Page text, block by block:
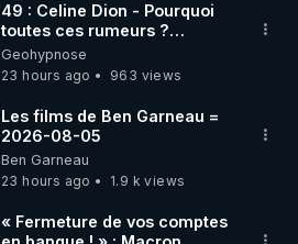
49 : Celine Dion - Pourquoi
toutes ces rumeurs ?
Enquête sous hypnose
Geohypnose
23 hours ago
963 views
Les films de Ben Garneau =
2026-08-05
Ben Garneau
23 hours ago
1.9 k views
« Fermeture de vos comptes